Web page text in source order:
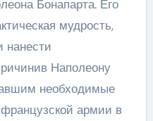
Бонапарта. Его
мудрость,
нанести
Наполеону
необходимые
армии в